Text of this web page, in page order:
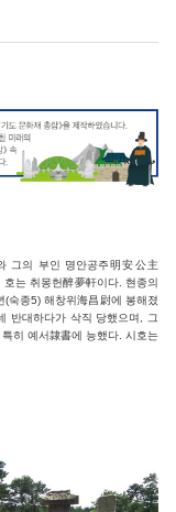
그의 부인 명안공주明安公主
는 취몽헌醉夢軒이다. 현종의
숙종5) 해창위海昌尉에 봉해졌
반대하다가 삭직 당했으며, 그
히 예서隷書에 능했다. 시호는